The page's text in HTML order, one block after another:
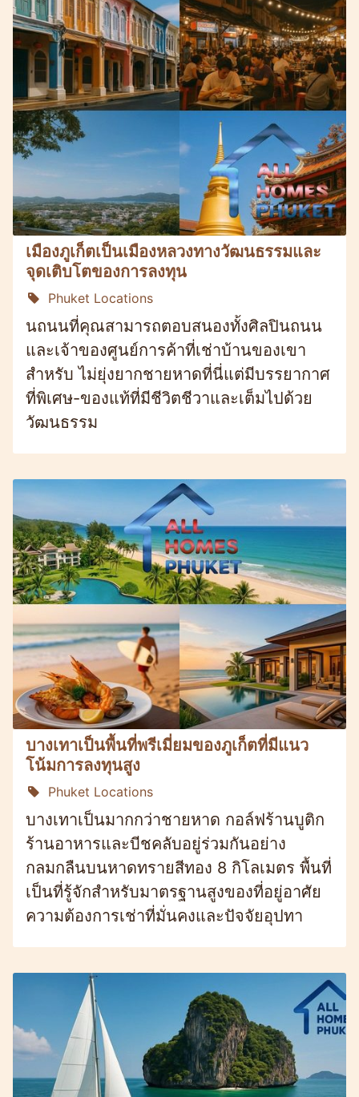
เมืองภูเก็ตเป็นเมืองหลวงทางวัฒนธรรมและ
จุดเติบโตของการลงทุน
Phuket Locations
นถนนที่คุณสามารถตอบสนองทั้งศิลปินถนน
และเจ้าของศูนย์การค้าที่เช่าบ้านของเขา
สำหรับ ไม่ยุ่งยากชายหาดที่นี่แต่มีบรรยากาศ
ที่พิเศษ-ของแท้ที่มีชีวิตชีวาและเต็มไปด้วย
วัฒนธรรม
บางเทาเป็นพื้นที่พรีเมี่ยมของภูเก็ตที่มีแนว
โน้มการลงทุนสูง
Phuket Locations
บางเทาเป็นมากกว่าชายหาด กอล์ฟร้านบูติก
ร้านอาหารและบีชคลับอยู่ร่วมกันอย่าง
กลมกลืนบนหาดทรายสีทอง 8 กิโลเมตร พื้นที่
เป็นที่รู้จักสำหรับมาตรฐานสูงของที่อยู่อาศัย
ความต้องการเช่าที่มั่นคงและปัจจัยอุปทา